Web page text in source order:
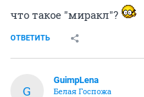
что такое "миракл"?
ОТВЕТИТЬ
G
GuimpLena
Белая Госпожа